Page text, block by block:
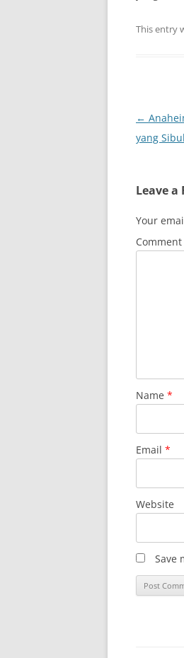
This entry
Post
←
yang
Leave a
Your
Comment
Name *
Email *
Website
Save